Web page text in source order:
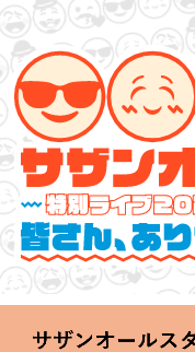
サザンオールスターズ 特
「Keep Smilin’～皆さん